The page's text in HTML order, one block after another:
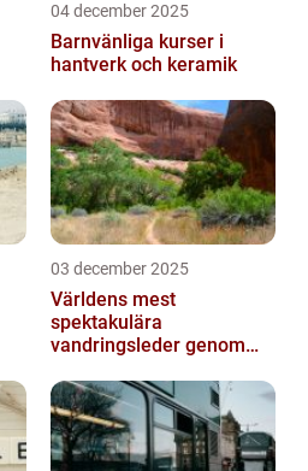
04 december 2025
Barnvänliga kurser i
hantverk och keramik
03 december 2025
Världens mest
spektakulära
vandringsleder genom